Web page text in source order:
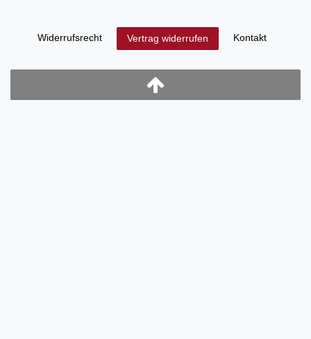
Widerrufs­recht Vertrag widerrufen Kontakt